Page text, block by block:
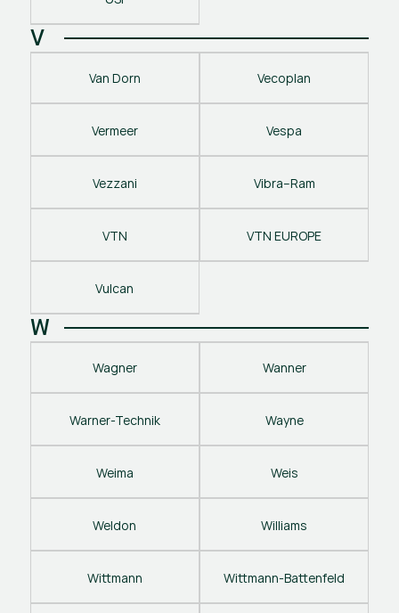
V
Van Dorn Vecoplan
Vermeer Vespa
Vezzani Vibra–Ram
VTN VTN EUROPE
Vulcan
W
Wagner Wanner
Warner-Technik Wayne
Weima Weis
Weldon Williams
Wittmann Wittmann-Battenfeld